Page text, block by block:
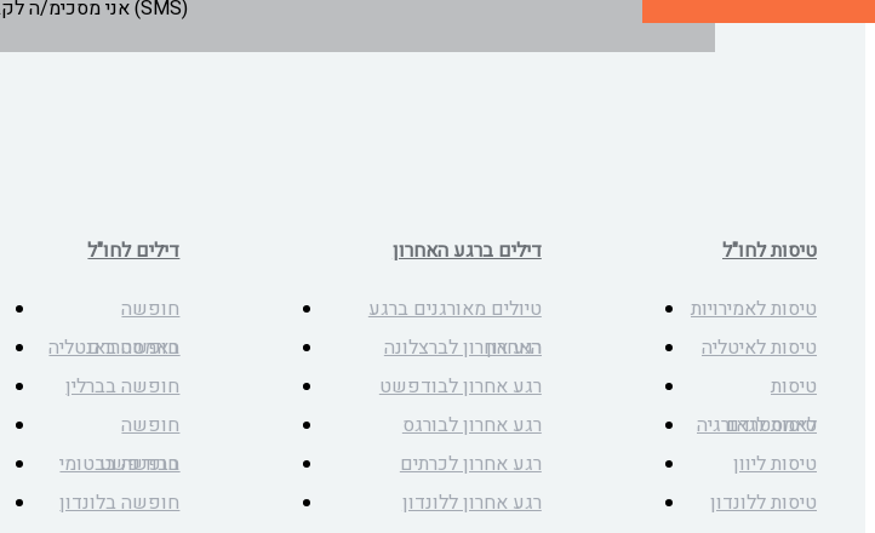
אני מסכימ/ה לקבל דיוור ישיר, הודעות וחומרים שיווקיים באמצעות דוא"ל ומסרונים (SMS)
דילים לחו"ל
חופשה
באמסטרדם
חופשה באנטליה
חופשה בברלין
חופשה
בבודפשט
חופשה בבטומי
חופשה בלונדון
דילים ברגע האחרון
טיולים מאורגנים ברגע
האחרון
רגע אחרון לברצלונה
רגע אחרון לבודפשט
רגע אחרון לבורגס
רגע אחרון לכרתים
רגע אחרון ללונדון
טיסות לחו"ל
טיסות לאמירויות
טיסות לאיטליה
טיסות
לאמסטרדם
טיסות לגאורגיה
טיסות ליוון
טיסות ללונדון